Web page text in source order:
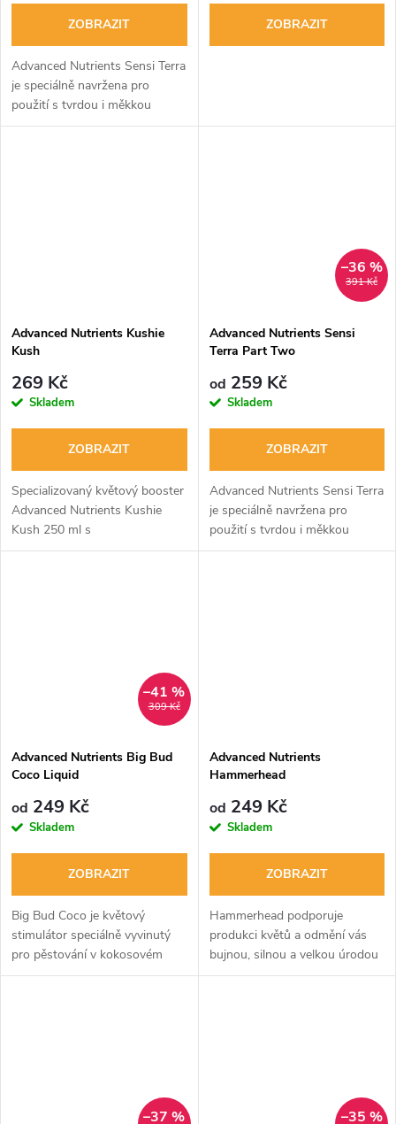
ZOBRAZIT
Advanced Nutrients Sensi Terra
je speciálně navržena pro
použití s tvrdou i měkkou
vodou v předhnojené zemině i v
ZOBRAZIT
Advanced Nutrients Kushie
Kush
269 Kč
Skladem
ZOBRAZIT
Specializovaný květový booster
Advanced Nutrients Kushie
Kush 250 ml s
optimalizovaným poměrem PK
391 Kč
–36 %
Advanced Nutrients Sensi
Terra Part Two
od 259 Kč
Skladem
ZOBRAZIT
Advanced Nutrients Sensi Terra
je speciálně navržena pro
použití s tvrdou i měkkou
vodou v předhnojené zemině i v
309 Kč
–41 %
Advanced Nutrients Big Bud
Coco Liquid
od 249 Kč
Skladem
ZOBRAZIT
Big Bud Coco je květový
stimulátor speciálně vyvinutý
pro pěstování v kokosovém
médiu. Obsahuje aminokyseliny
Advanced Nutrients
Hammerhead
od 249 Kč
Skladem
ZOBRAZIT
Hammerhead podporuje
produkci květů a odmění vás
bujnou, silnou a velkou úrodou
díky ideálnímu poměru 1:3 PK.
–37 % –35 %